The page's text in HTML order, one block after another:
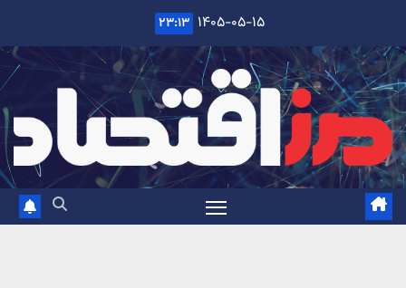
content
۱۴۰۵-۰۵-۱۵ ۲۳:۱۳